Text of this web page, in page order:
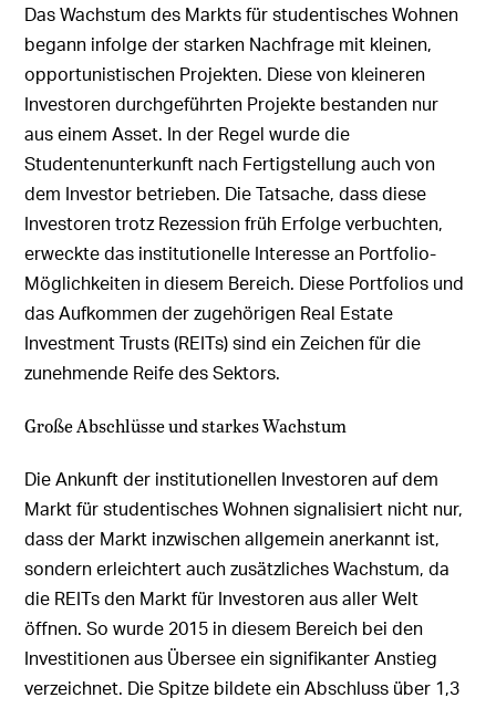
Das Wachstum des Markts für studentisches Wohnen
begann infolge der starken Nachfrage mit kleinen,
opportunistischen Projekten. Diese von kleineren
Investoren durchgeführten Projekte bestanden nur
aus einem Asset. In der Regel wurde die
Studentenunterkunft nach Fertigstellung auch von
dem Investor betrieben. Die Tatsache, dass diese
Investoren trotz Rezession früh Erfolge verbuchten,
erweckte das institutionelle Interesse an Portfolio-
Möglichkeiten in diesem Bereich. Diese Portfolios und
das Aufkommen der zugehörigen Real Estate
Investment Trusts (REITs) sind ein Zeichen für die
zunehmende Reife des Sektors.
Große Abschlüsse und starkes Wachstum
Die Ankunft der institutionellen Investoren auf dem
Markt für studentisches Wohnen signalisiert nicht nur,
dass der Markt inzwischen allgemein anerkannt ist,
sondern erleichtert auch zusätzliches Wachstum, da
die REITs den Markt für Investoren aus aller Welt
öffnen. So wurde 2015 in diesem Bereich bei den
Investitionen aus Übersee ein signifikanter Anstieg
verzeichnet. Die Spitze bildete ein Abschluss über 1,3